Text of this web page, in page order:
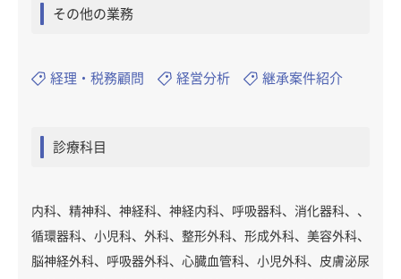
その他の業務
経理・税務顧問 経営分析 継承案件紹介
診療科目
内科、精神科、神経科、神経内科、呼吸器科、消化器科、、
循環器科、小児科、外科、整形外科、形成外科、美容外科、
脳神経外科、呼吸器外科、心臓血管科、小児外科、皮膚泌尿